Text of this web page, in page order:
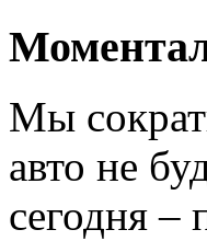
Мы
авто не
сегодня –